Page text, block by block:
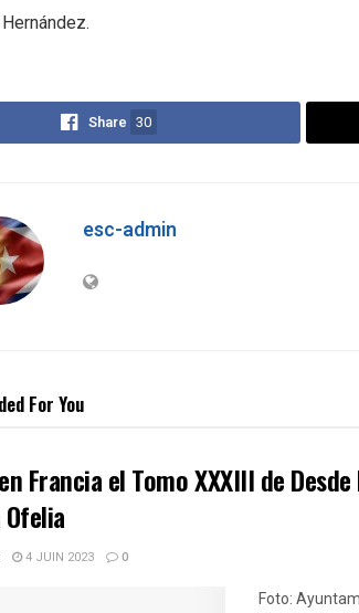
Share 30
esc-admin
For You
Francia el Tomo XXXIII de
4 JUIN 2023 0
Foto: